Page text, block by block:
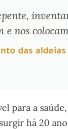
nos
das aldeias
para a
há 20